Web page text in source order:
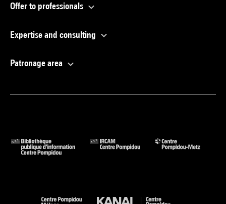
Offer to professionals
Expertise and consulting
Patronage area